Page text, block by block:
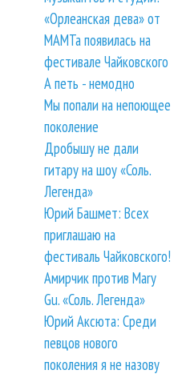
«Орлеанская дева» от
МАМТа появилась на
фестивале Чайковского
А петь - немодно
Мы попали на непоющее
поколение
Дробышу не дали
гитару на шоу «Соль.
Легенда»
Юрий Башмет: Всех
приглашаю на
фестиваль Чайковского!
Амирчик против Mary
Gu. «Соль. Легенда»
Юрий Аксюта: Среди
певцов нового
поколения я не назову